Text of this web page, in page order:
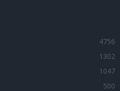
4756
1302
1047
500